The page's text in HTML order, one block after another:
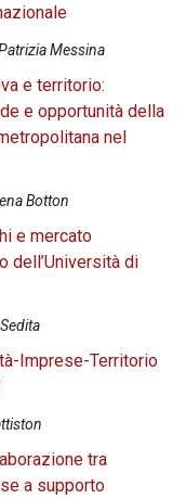
Messina
e territorio:
e opportunità della
nel
Botton
e mercato
dell’Università di
Imprese-Territorio
tra
a supporto